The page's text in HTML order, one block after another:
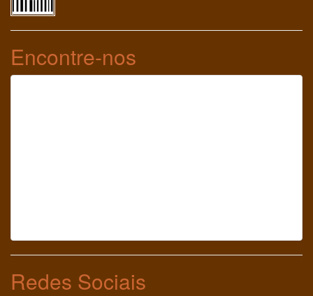
Encontre-nos
Redes Sociais